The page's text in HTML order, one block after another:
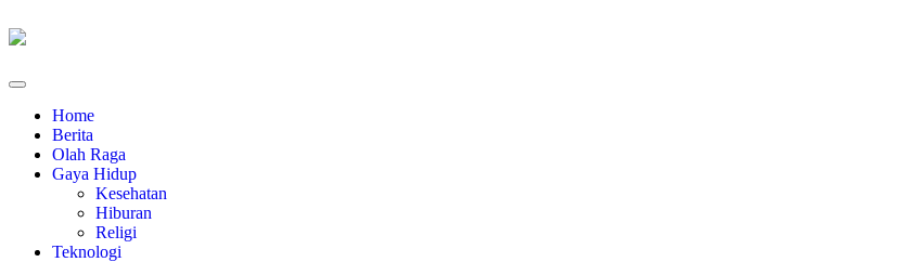
Home
Berita
Olah Raga
Gaya Hidup
Kesehatan
Hiburan
Religi
Teknologi